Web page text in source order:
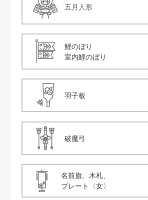
五月人形
鯉のぼり
室内鯉のぼり
羽子板
破魔弓
名前旗、木札、
プレート〈女〉